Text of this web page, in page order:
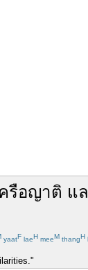
ครือญาติ แ
yaatF laeH meeM thangH